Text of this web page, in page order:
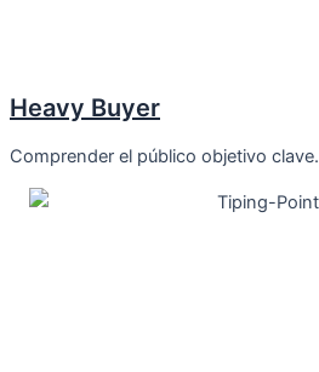
Heavy Buyer
Comprender el público objetivo clave.